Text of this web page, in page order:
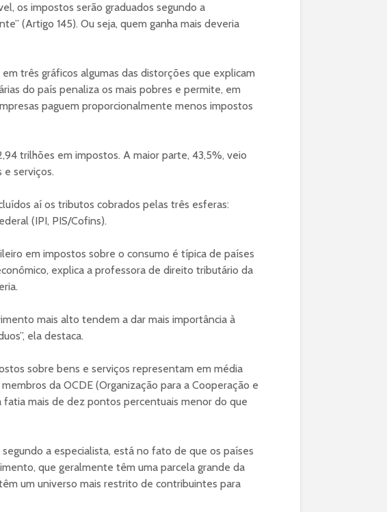
os impostos serão graduados segundo a
(Artigo 145). Ou seja, quem ganha mais deveria
três gráficos algumas das distorções que explicam
do país penaliza os mais pobres e permite, em
paguem proporcionalmente menos impostos
trilhões em impostos. A maior parte, 43,5%, veio
serviços.
aí os tributos cobrados pelas três esferas:
(IPI, PIS/Cofins).
em impostos sobre o consumo é típica de países
explica a professora de direito tributário da
mais alto tendem a dar mais importância à
ela destaca.
sobre bens e serviços representam em média
da OCDE (Organização para a Cooperação e
mais de dez pontos percentuais menor do que
a especialista, está no fato de que os países
que geralmente têm uma parcela grande da
um universo mais restrito de contribuintes para